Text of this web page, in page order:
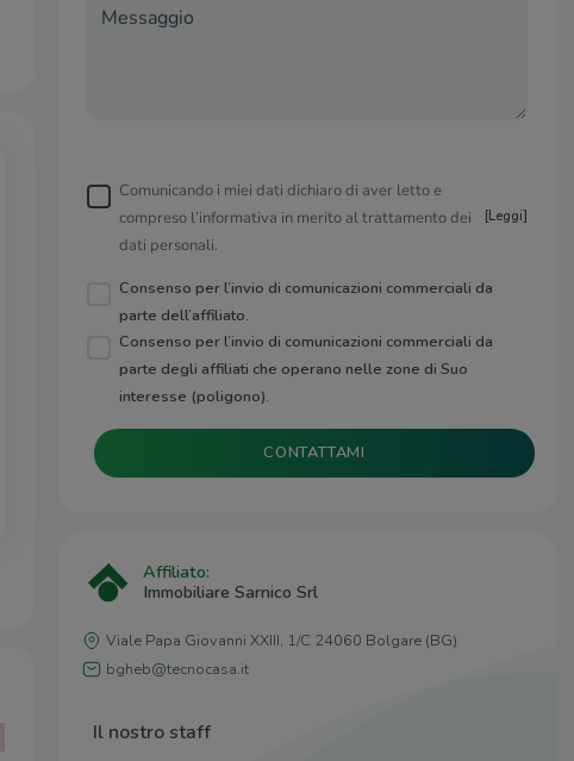
Messaggio
Comunicando i miei dati dichiaro di aver letto e
compreso l’informativa in merito al trattamento dei
dati personali.
[Leggi]
Consenso per l’invio di comunicazioni commerciali da
parte dell’affiliato.
Consenso per l’invio di comunicazioni commerciali da
parte degli affiliati che operano nelle zone di Suo
interesse (poligono).
CONTATTAMI
Affiliato:
Immobiliare Sarnico Srl
Viale Papa Giovanni XXIII, 1/C 24060 Bolgare (BG)
bgheb@tecnocasa.it
Il nostro staff